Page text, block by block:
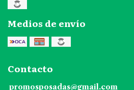
Medios de envío
Contacto
promosposadas@gmail.com